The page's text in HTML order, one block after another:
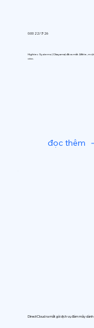
0:00 22/7/26
Hightec Systems (Okayama) đã ra mắt AIfitte,
cáo.
đọc thêm
DirectCloud ra mắt gói dịch vụ đám mây dành